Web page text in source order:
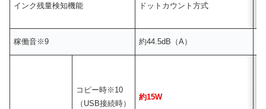
インク残量検知機能 ドットカウント方式
稼働音※9 約44.5dB（A）
コピー時※10
（USB接続時）
約15W